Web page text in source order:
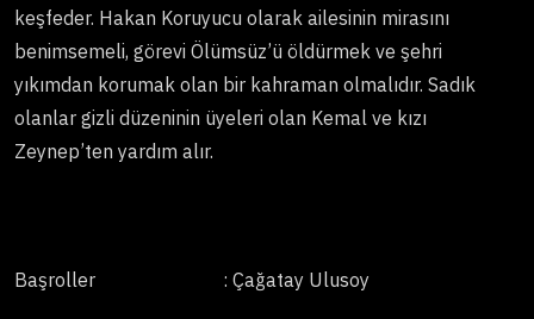
keşfeder. Hakan Koruyucu olarak ailesinin mirasını
benimsemeli, görevi Ölümsüz’ü öldürmek ve şehri
yıkımdan korumak olan bir kahraman olmalıdır. Sadık
olanlar gizli düzeninin üyeleri olan Kemal ve kızı
Zeynep’ten yardım alır.
Başroller : Çağatay Ulusoy